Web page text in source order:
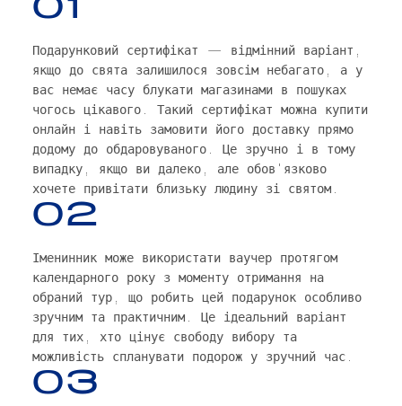
Подарунковий сертифікат — відмінний варіант,
якщо до свята залишилося зовсім небагато, а у
вас немає часу блукати магазинами в пошуках
чогось цікавого. Такий сертифікат можна купити
онлайн і навіть замовити його доставку прямо
додому до обдаровуваного. Це зручно і в тому
випадку, якщо ви далеко, але обов'язково
хочете привітати близьку людину зі святом.
01
Іменинник може використати ваучер протягом
календарного року з моменту отримання на
обраний тур, що робить цей подарунок особливо
зручним та практичним. Це ідеальний варіант
для тих, хто цінує свободу вибору та
можливість спланувати подорож у зручний час.
02
03